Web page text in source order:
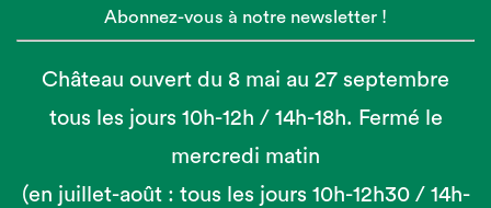
Abonnez-vous à notre newsletter !
Château ouvert du 8 mai au 27 septembre
tous les jours 10h-12h / 14h-18h. Fermé le
mercredi matin
(en juillet-août : tous les jours 10h-12h30 / 14h-